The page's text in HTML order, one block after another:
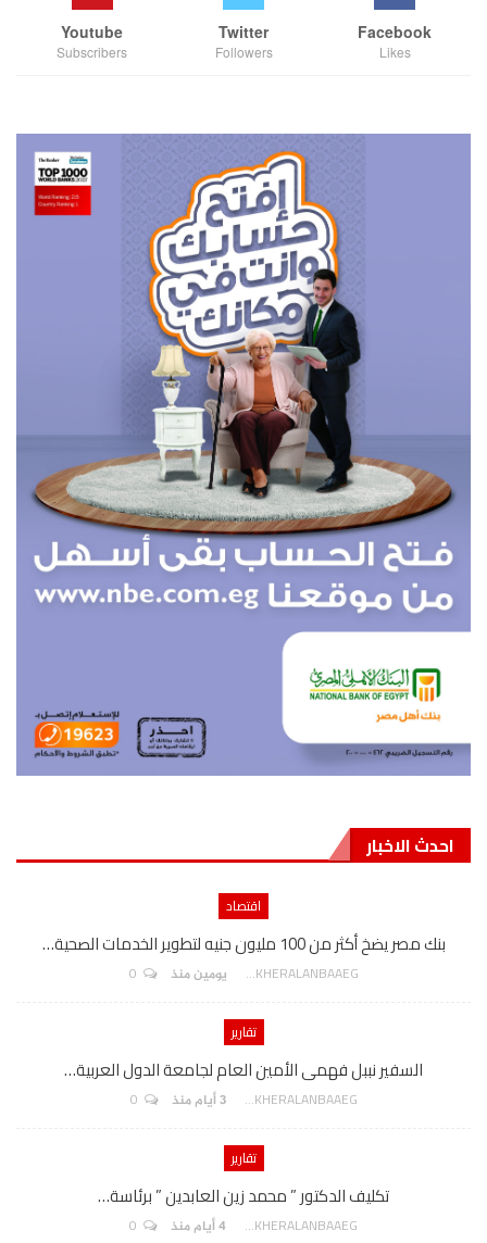
Facebook
Likes
Twitter
Followers
Youtube
Subscribers
احدث الاخبار
اقتصاد
بنك مصر يضخ أكثر من 100 مليون جنيه لتطوير الخدمات الصحية…
AKHERALANBAAEG يومين منذ
تقارير
السفير نببل فهمى الأمين العام لجامعة الدول العربية…
AKHERALANBAAEG 3 أيام منذ
تقارير
تكليف الدكتور ” محمد زين العابدين ” برئاسة…
AKHERALANBAAEG 4 أيام منذ